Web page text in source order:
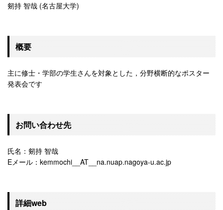
剱持 智哉 (名古屋大学)
概要
主に修士・学部の学生さんを対象とした，分野横断的なポスター
発表会です
お問い合わせ先
氏名：剱持 智哉
Eメール：kemmochi__AT__na.nuap.nagoya-u.ac.jp
詳細web